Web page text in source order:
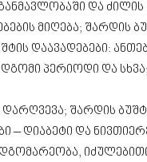
და ძილის
მიღება; შარდის
დაავადებები:
პერიოდი და სხვა;
შარდის
– დიაბეტი და